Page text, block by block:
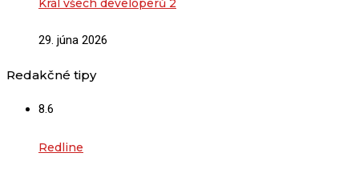
Král všech developerů 2
29. júna 2026
Redakčné tipy
8.6
Redline